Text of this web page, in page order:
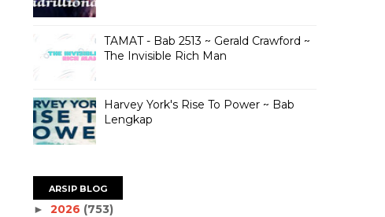
TAMAT - Bab 2513 ~ Gerald Crawford ~
The Invisible Rich Man
Harvey York's Rise To Power ~ Bab
Lengkap
ARSIP BLOG
► 2026 (753)